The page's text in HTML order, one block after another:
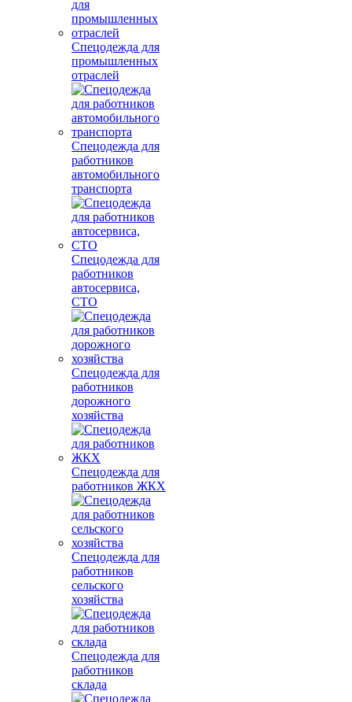
Спецодежда для
промышленных
отраслей
Спецодежда для
работников
автомобильного
транспорта
Спецодежда для
работников
автосервиса,
СТО
Спецодежда для
работников
дорожного
хозяйства
Спецодежда для
работников ЖКХ
Спецодежда для
работников
сельского
хозяйства
Спецодежда для
работников
склада